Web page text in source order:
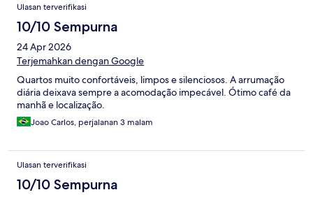
Ulasan terverifikasi
10/10 Sempurna
24 Apr 2026
Terjemahkan dengan Google
Quartos muito confortáveis, limpos e silenciosos. A arrumação
diária deixava sempre a acomodação impecável. Ótimo café da
manhã e localização.
Joao Carlos, perjalanan 3 malam
Ulasan terverifikasi
10/10 Sempurna